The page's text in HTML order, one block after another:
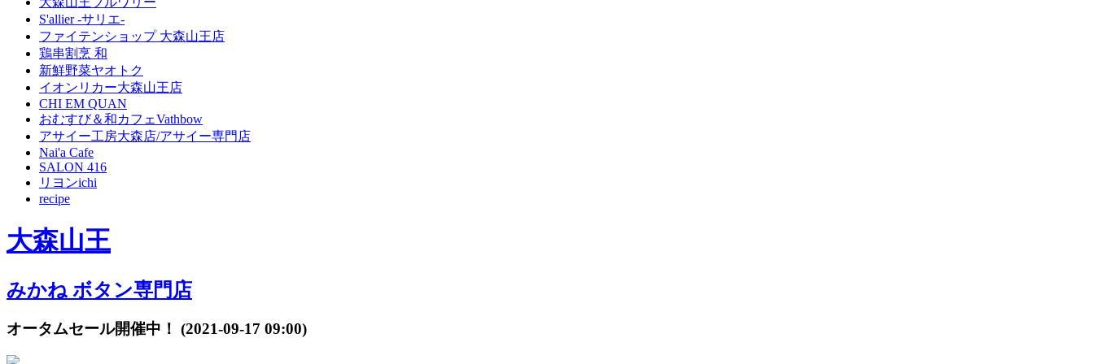
S'allier -サリエ-
ファイテンショップ 大森山王店
鶏串割烹 和
新鮮野菜ヤオトク
イオンリカー大森山王店
CHI EM QUAN
おむすび＆和カフェVathbow
アサイー工房大森店/アサイー専門店
Nai'a Cafe
SALON 416
リヨンichi
recipe
大森山王
みかね ボタン専門店
オータムセール開催中！ (2021-09-17 09:00)